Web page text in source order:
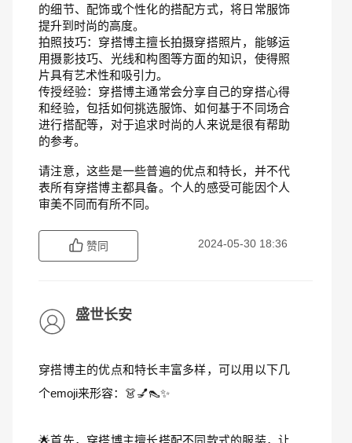
的细节、配饰或个性化的搭配方式，将日常服饰
提升到时尚的高度。
拍照技巧：穿搭博主擅长拍摄穿搭照片，能够运
用摄影技巧、光线和构图等方面的知识，使得照
片具有艺术性和吸引力。
传授经验：穿搭博主通常会分享自己的穿搭心得
和经验，包括如何挑选服饰、如何基于不同场合
进行搭配等，对于追求时尚的人来说是很有帮助
的参考。
请注意，这些是一些普遍的优点和特长，并不代
表所有穿搭博主都具备。个人的感受可能因个人
审美不同而有所不同。
赞同 2024-05-30 18:36
盛世长安
穿搭博主的优点和特长丰富多样，可以用以下几
个emoji来形容：👗💅👠✨
🌟首先，穿搭博主擅长搭配不同款式的服装，让